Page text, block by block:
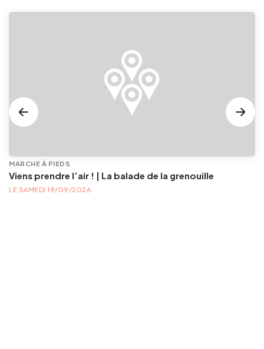
MARCHE À PIEDS
Viens prendre l’air ! | La balade de la grenouille
LE SAMEDI 19/09/2026